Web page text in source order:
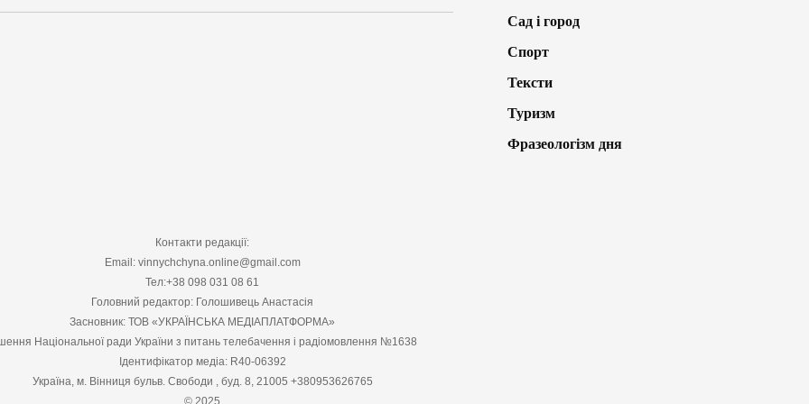
Сад і город
Спорт
Тексти
Туризм
Фразеологізм дня
Контакти редакції:
Email: vinnychchyna.online@gmail.com
Тел:+38 098 031 08 61
Головний редактор: Голошивець Анастасія
Засновник: ТОВ «УКРАЇНСЬКА МЕДІАПЛАТФОРМА»
Національної ради України з питань телебачення і радіомовлення №1638
Ідентифікатор медіа: R40-06392
Україна, м. Вінниця бульв. Свободи , буд. 8, 21005 +380953626765